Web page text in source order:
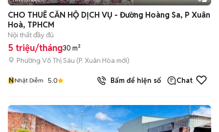
+2
CHO THUÊ CĂN HỘ DỊCH VỤ - Đường Hoàng Sa, P Xuân
Hoà, TPHCM
Nội thất đầy đủ
5 triệu/tháng30 m²
Phường Võ Thị Sáu (P. Xuân Hòa mới)
NNhật Diễm 5.0 Bấm để hiện số Chat